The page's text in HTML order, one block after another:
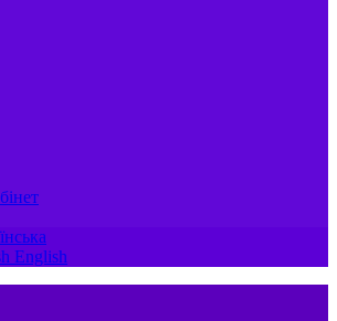
English